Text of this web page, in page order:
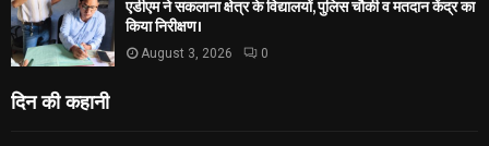
एडीएम ने सकलाना क्षेत्र के विद्यालयों, पुलिस चौकी व मतदान केंद्र का
किया निरीक्षण।
August 3, 2026 0
दिन की कहानी